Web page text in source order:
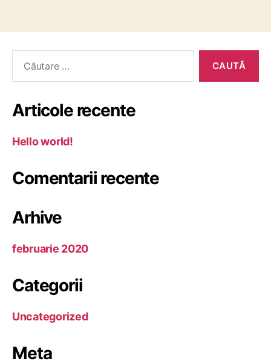
Articole recente
Hello world!
Comentarii recente
Arhive
februarie 2020
Categorii
Uncategorized
Meta